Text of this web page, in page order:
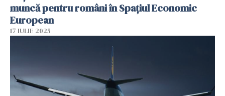
muncă pentru români în Spațiul Economic
European
17 IULIE 2025